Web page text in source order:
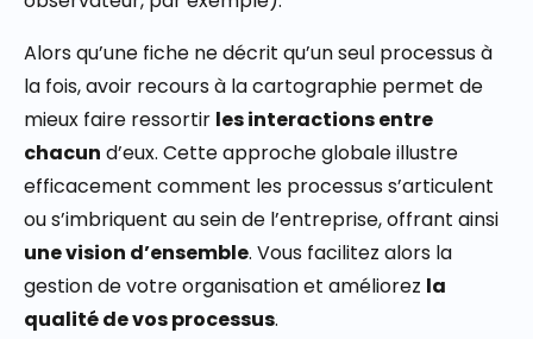
Alors qu’une fiche ne décrit qu’un seul processus à
la fois, avoir recours à la cartographie permet de
mieux faire ressortir les interactions entre
chacun d’eux. Cette approche globale illustre
efficacement comment les processus s’articulent
ou s’imbriquent au sein de l’entreprise, offrant ainsi
une vision d’ensemble. Vous facilitez alors la
gestion de votre organisation et améliorez la
qualité de vos processus.